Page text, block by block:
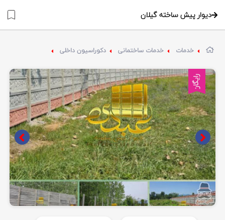
دیوار پیش ساخته گیلان
خدمات خدمات ساختمانی دکوراسیون داخلی
رایگان